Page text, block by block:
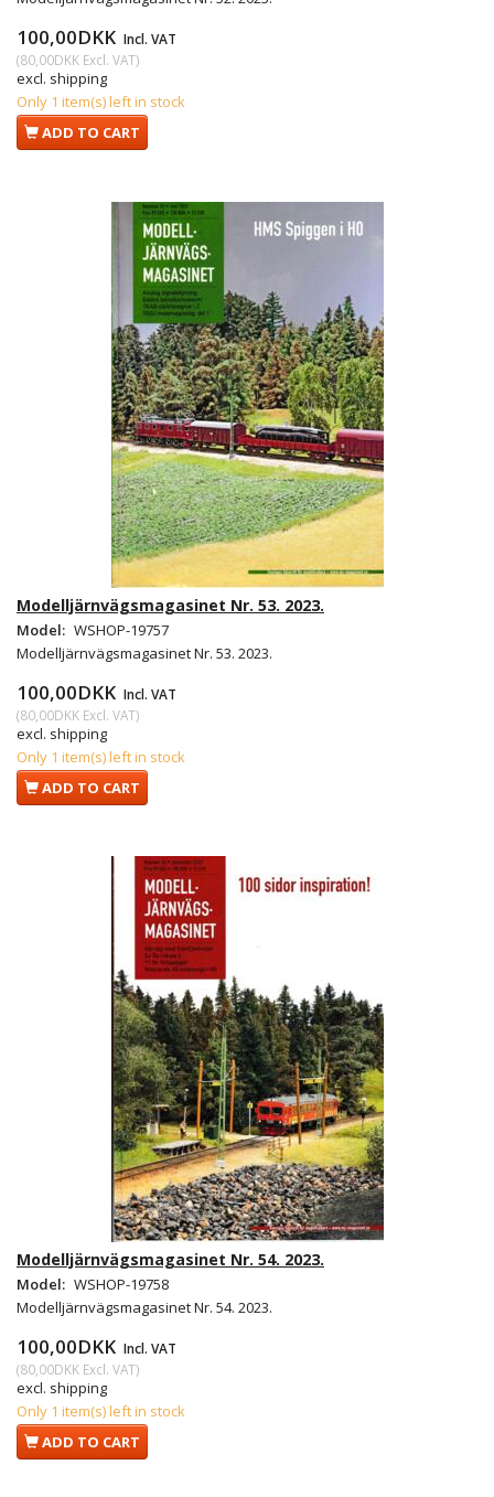
100,00DKK Incl. VAT
(80,00DKK Excl. VAT)
excl. shipping
Only 1 item(s) left in stock
ADD TO CART
Modelljärnvägsmagasinet Nr. 53. 2023.
Model: WSHOP-19757
Modelljärnvägsmagasinet Nr. 53. 2023.
100,00DKK Incl. VAT
(80,00DKK Excl. VAT)
excl. shipping
Only 1 item(s) left in stock
ADD TO CART
Modelljärnvägsmagasinet Nr. 54. 2023.
Model: WSHOP-19758
Modelljärnvägsmagasinet Nr. 54. 2023.
100,00DKK Incl. VAT
(80,00DKK Excl. VAT)
excl. shipping
Only 1 item(s) left in stock
ADD TO CART